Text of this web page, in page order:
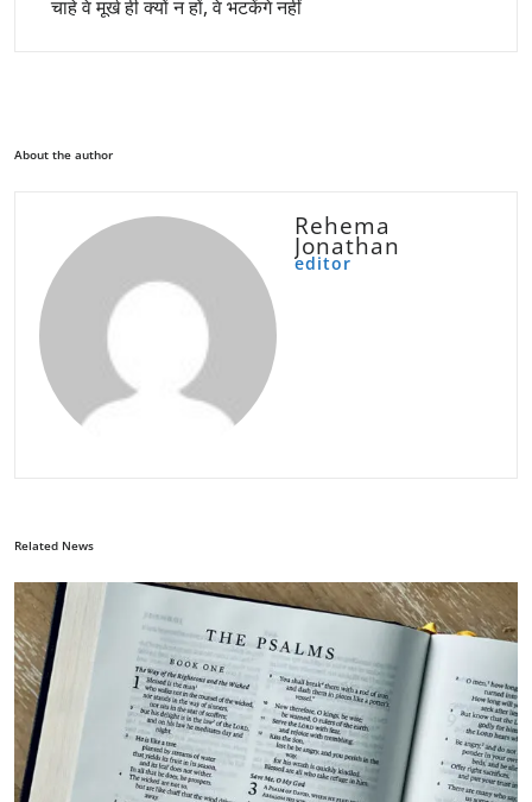
चाहे वे मूर्ख ही क्यों न हों, वे भटकेंगे नहीं
About the author
Rehema
Jonathan
editor
Related News